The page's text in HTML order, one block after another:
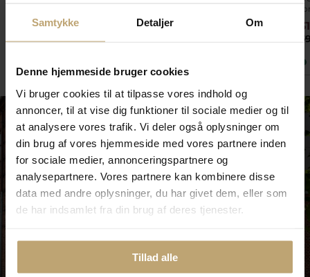
Samtykke Detaljer Om
Denne hjemmeside bruger cookies
Vi bruger cookies til at tilpasse vores indhold og
annoncer, til at vise dig funktioner til sociale medier og til
at analysere vores trafik. Vi deler også oplysninger om
din brug af vores hjemmeside med vores partnere inden
for sociale medier, annonceringspartnere og
analysepartnere. Vores partnere kan kombinere disse
data med andre oplysninger, du har givet dem, eller som
de har indsamlet fra din brug af deres tjenester.
Tillad alle
749,00 kr
599,20 kr 720,00 kr